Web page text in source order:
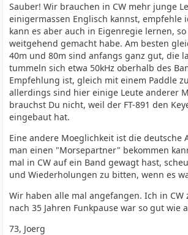
Sauber! Wir brauchen in CW mehr junge
einigermassen Englisch kannst, empfehle
kann es aber auch in Eigenregie lernen,
weitgehend gemacht habe. Am besten
40m und 80m sind anfangs ganz gut, die
tummeln sich etwa 50kHz oberhalb des
Empfehlung ist, gleich mit einem Paddle
allerdings sind hier einige Leute anderer
brauchst Du nicht, weil der FT-891 den
eingebaut hat.
Eine andere Moeglichkeit ist die deutsche
man einen "Morsepartner" bekommen
mal in CW auf ein Band gewagt hast,
und Wiederholungen zu bitten, wenn es
Wir haben alle mal angefangen. Ich in CW
nach 35 Jahren Funkpause war so gut wie
73, Joerg